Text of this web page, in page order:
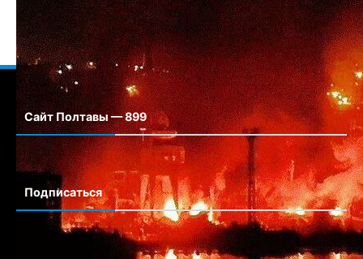
Сайт Полтавы — 899
Сайт города Полтавы
Подписаться